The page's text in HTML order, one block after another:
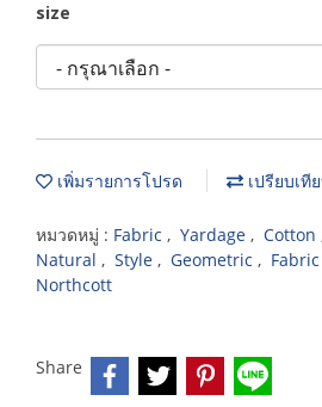
size
เพิ่มรายการโปรด เปรียบเที
หมวดหมู่ : Fabric , Yardage , Cotton
Natural , Style , Geometric ,
Northcott
Share